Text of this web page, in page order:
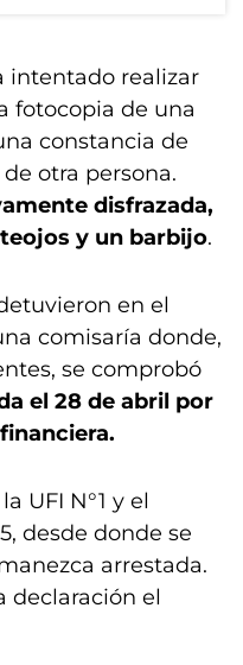
intentado realizar
fotocopia de una
constancia de
otra persona.
disfrazada,
y un barbijo.
en el
comisaría donde,
se comprobó
el 28 de abril por
UFI N°1 y el
desde donde se
arrestada.
declaración el